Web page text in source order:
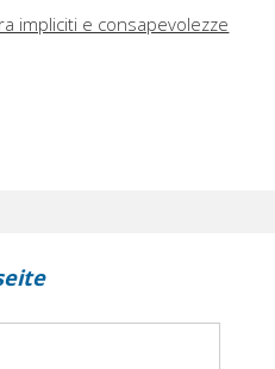
impliciti e consapevolezze